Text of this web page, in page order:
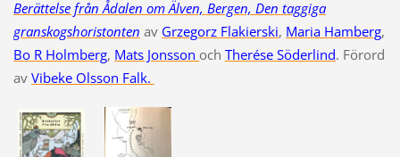
Berättelse från Ådalen om Älven, Bergen, Den taggiga
granskogshoristonten av Grzegorz Flakierski, Maria Hamberg,
Bo R Holmberg, Mats Jonsson och Therése Söderlind. Förord
av Vibeke Olsson Falk.